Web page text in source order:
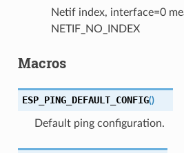
Netif index, interface=0
NETIF_NO_INDEX
Macros
ESP_PING_DEFAULT_CONFIG()
Default ping configuration.